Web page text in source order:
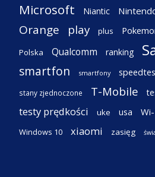
Microsoft Niantic
Orange play plus
Polska Qualcomm ranking
smartfon smartfony
stany zjednoczone T-Mobile
testy prędkości uke usa
Windows 10 xiaomi zasięg